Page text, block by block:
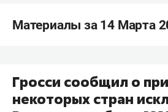
Материалы за 14 Марта
Гросси сообщил о
некоторых стран